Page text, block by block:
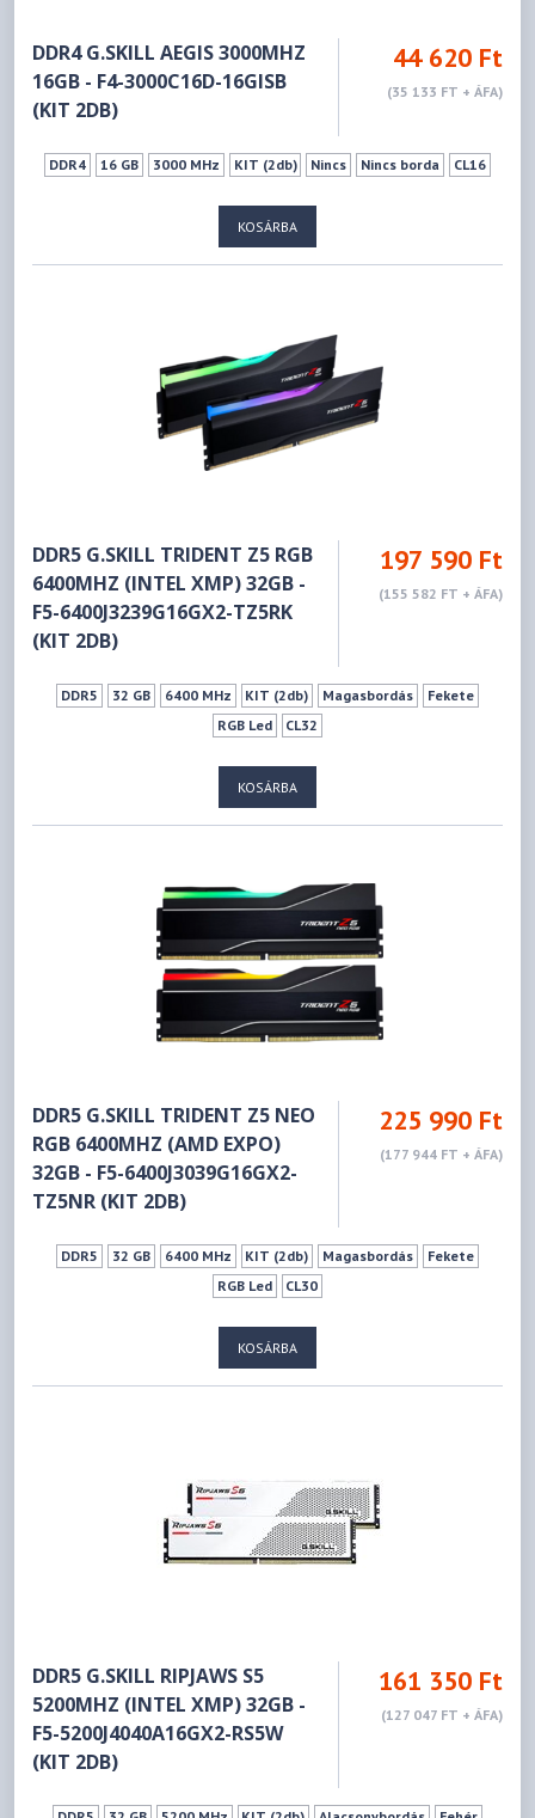
DDR4 G.SKILL AEGIS 3000MHZ
16GB - F4-3000C16D-16GISB
(KIT 2DB)
44 620 Ft
(35 133 FT + ÁFA)
DDR4 16 GB 3000 MHz KIT (2db) Nincs Nincs borda CL16
KOSÁRBA
DDR5 G.SKILL TRIDENT Z5 RGB
6400MHZ (INTEL XMP) 32GB -
F5-6400J3239G16GX2-TZ5RK
(KIT 2DB)
197 590 Ft
(155 582 FT + ÁFA)
DDR5 32 GB 6400 MHz KIT (2db) Magasbordás
Fekete
RGB Led
CL32
KOSÁRBA
DDR5 G.SKILL TRIDENT Z5 NEO
RGB 6400MHZ (AMD EXPO)
32GB - F5-6400J3039G16GX2-
TZ5NR (KIT 2DB)
225 990 Ft
(177 944 FT + ÁFA)
DDR5 32 GB 6400 MHz KIT (2db) Magasbordás
Fekete
RGB Led
CL30
KOSÁRBA
DDR5 G.SKILL RIPJAWS S5
5200MHZ (INTEL XMP) 32GB -
F5-5200J4040A16GX2-RS5W
(KIT 2DB)
161 350 Ft
(127 047 FT + ÁFA)